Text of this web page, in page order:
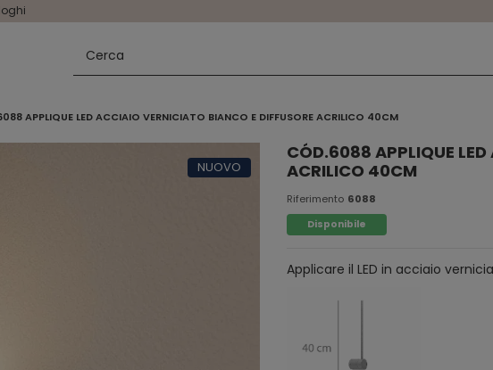
APPLIQUE LED ACCIAIO VERNICIATO BIANCO E DIFFUSORE ACRILICO 40CM
NUOVO
CÓD.6088 APPLIQUE LED
ACRILICO 40CM
Riferimento 6088
Disponibile
Applicare il LED in acciaio